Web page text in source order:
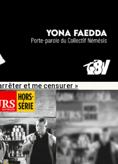
et me censurer »